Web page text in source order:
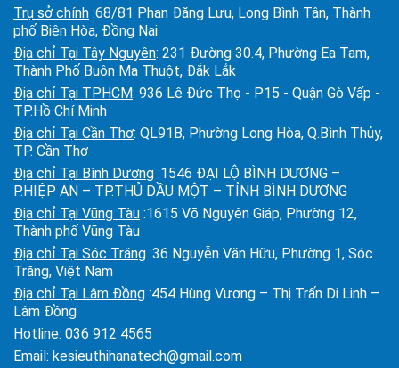
Trụ sở chính :68/81 Phan Đăng Lưu, Long Bình Tân, Thành
phố Biên Hòa, Đồng Nai
Địa chỉ Tại Tây Nguyên: 231 Đường 30.4, Phường Ea Tam,
Thành Phố Buôn Ma Thuột, Đắk Lắk
Địa chỉ Tại TPHCM: 936 Lê Đức Thọ - P15 - Quận Gò Vấp -
TP.Hồ Chí Minh
Địa chỉ Tại Cần Thơ: QL91B, Phường Long Hòa, Q.Bình Thủy,
TP. Cần Thơ
Địa chỉ Tại Bình Dương :1546 ĐẠI LỘ BÌNH DƯƠNG –
P.HIỆP AN – TP.THỦ DẦU MỘT – TỈNH BÌNH DƯƠNG
Địa chỉ Tại Vũng Tàu :1615 Võ Nguyên Giáp, Phường 12,
Thành phố Vũng Tàu
Địa chỉ Tại Sóc Trăng :36 Nguyễn Văn Hữu, Phường 1, Sóc
Trăng, Việt Nam
Địa chỉ Tại Lâm Đồng :454 Hùng Vương – Thị Trấn Di Linh –
Lâm Đồng
Hotline: 036 912 4565
Email: kesieuthihanatech@gmail.com